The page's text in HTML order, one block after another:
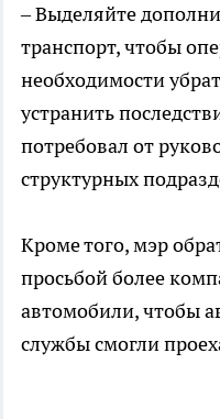
– Выделяйте
транспорт, чтобы
необходимости
устранить
потребовал от
структурных
Кроме того, мэр
просьбой более
автомобили, чтобы
службы смогли